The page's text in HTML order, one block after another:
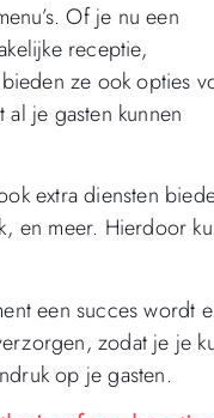
Of je nu een
receptie,
ze ook opties
je gasten kunnen
extra diensten
en meer. Hierdoor
een succes wordt
zodat je je
op je gasten.